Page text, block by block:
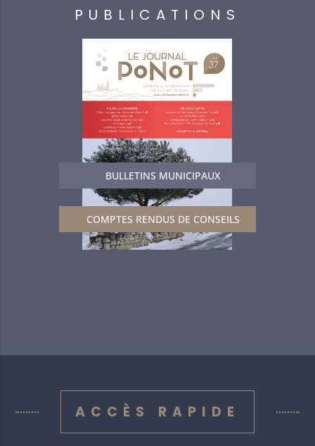
PUBLICATIONS
BULLETINS MUNICIPAUX
COMPTES RENDUS DE CONSEILS
ACCÈS RAPIDE